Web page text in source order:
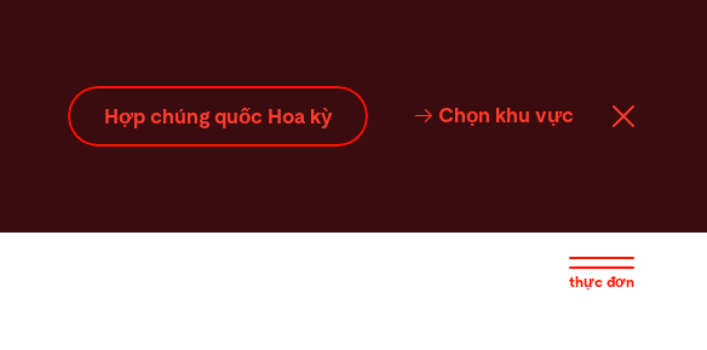
Hợp chúng quốc Hoa kỳ Chọn khu vực
thực đơn